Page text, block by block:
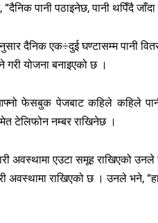
पानी पठाइनेछ, पानी थपिँदै
दैनिक एक÷दुई घण्टासम्म पानी
गरी योजना बनाइएको छ ।
फेसबुक पेजबाट कहिले कहिले
टेलिफोन नम्बर राखिनेछ ।
अवस्थामा एउटा समूह राखिएको उनले
अवस्थामा राखिएको छ । उनले भने,